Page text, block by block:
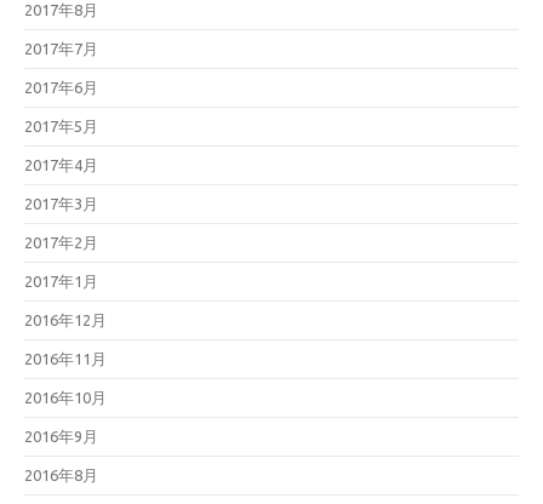
2017年8月
2017年7月
2017年6月
2017年5月
2017年4月
2017年3月
2017年2月
2017年1月
2016年12月
2016年11月
2016年10月
2016年9月
2016年8月